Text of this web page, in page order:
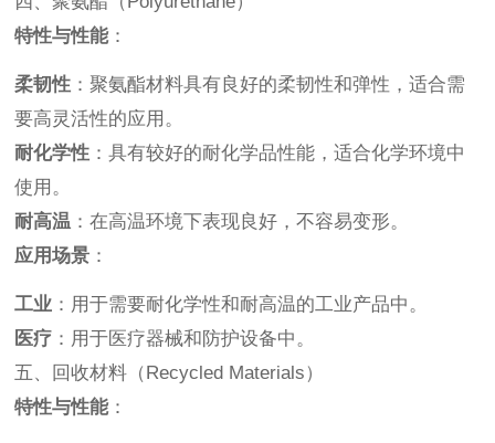
特性与性能：
柔韧性 ：聚氨酯材料具有良好的柔韧性和弹性，适合需
要高灵活性的应用。
耐化学性 ：具有较好的耐化学品性能，适合化学环境中
使用。
耐高温 ：在高温环境下表现良好，不容易变形。
应用场景 ：
工业 ：用于需要耐化学性和耐高温的工业产品中。
医疗 ：用于医疗器械和防护设备中。
五、回收材料（Recycled Materials）
特性与性能：